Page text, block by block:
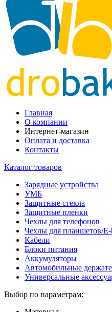
Главная
О компании
Интернет-магазин
Оплата и доставка
Контакты
Каталог товаров
Зарядные устройства
УМБ
Защитные стекла
Защитные пленки
Чехлы для телефонов
Чехлы для планшетов/
Кабели
Блоки питания
Аккумуляторы
Автомобильные
Универсальные
Выбор по параметрам: